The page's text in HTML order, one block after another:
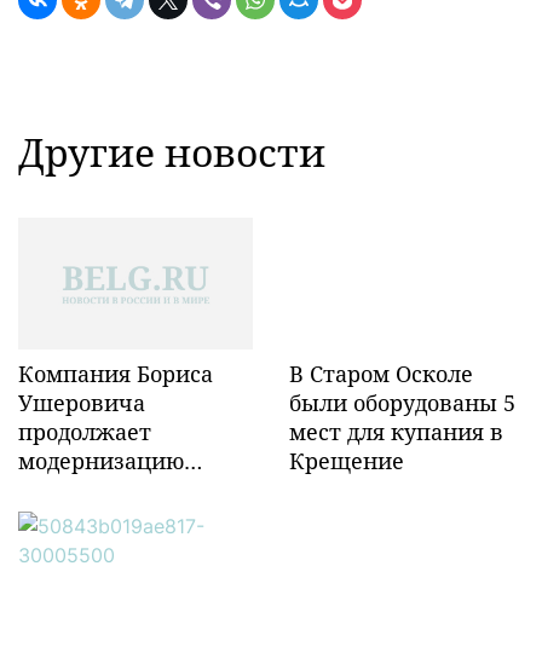
Другие новости
Компания Бориса
Ушеровича
продолжает
модернизацию
инфраструктуры в
Забайкалье
В Старом Осколе
были оборудованы 5
мест для купания в
Крещение